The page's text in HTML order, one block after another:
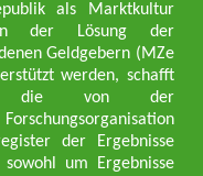
als Marktkultur
der Lösung der
Geldgebern (MZe
werden, schafft
die von der
der Ergebnisse
um Ergebnisse